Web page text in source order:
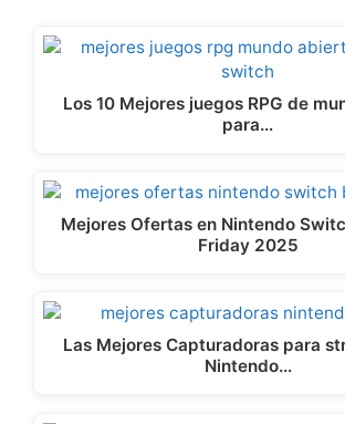
Los 10 Mejores juegos RPG de
para…
Mejores Ofertas en Nintendo
Friday 2025
Las Mejores Capturadoras para
Nintendo…